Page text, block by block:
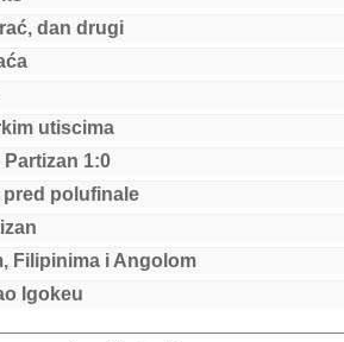
dan drugi
utiscima
1:0
polufinale
Filipinima i Angolom
Igokeu